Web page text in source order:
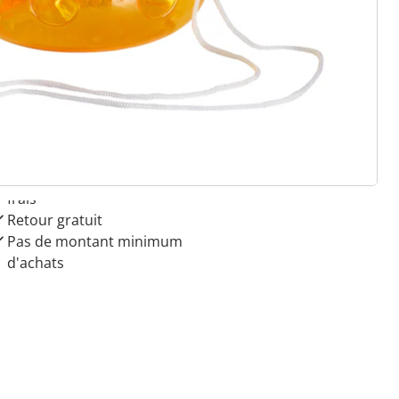
de choisir
frais
Retour gratuit
Pas de montant minimum
d'achats